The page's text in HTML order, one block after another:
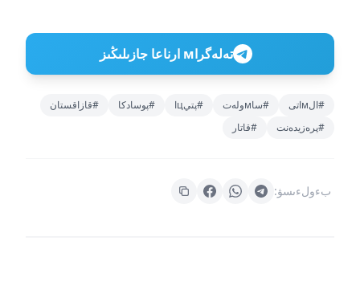
تەلەگراм ارناعا جازىلىڭىز
#الмاتى #ساмولەت #پتيцا #پوسادكا
#قازاقستان
#پرەزيدەنت
#قاتار
بءولءىسۋ: